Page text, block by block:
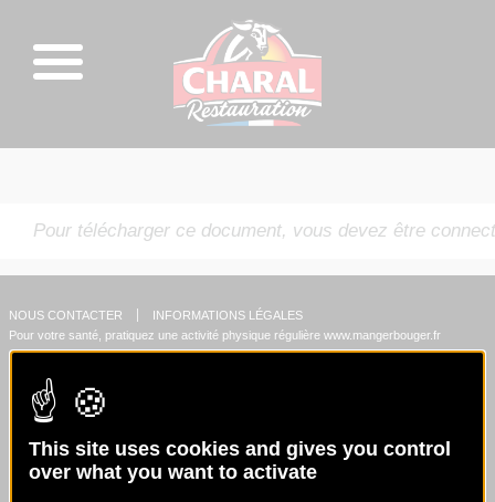
Pour télécharger ce document, vous devez être
NOUS CONTACTER
INFORMATIONS LÉGALES
Pour votre santé, pratiquez une activité physique régulière www.mangerbouger.fr
This site uses cookies and gives you control
over what you want to activate